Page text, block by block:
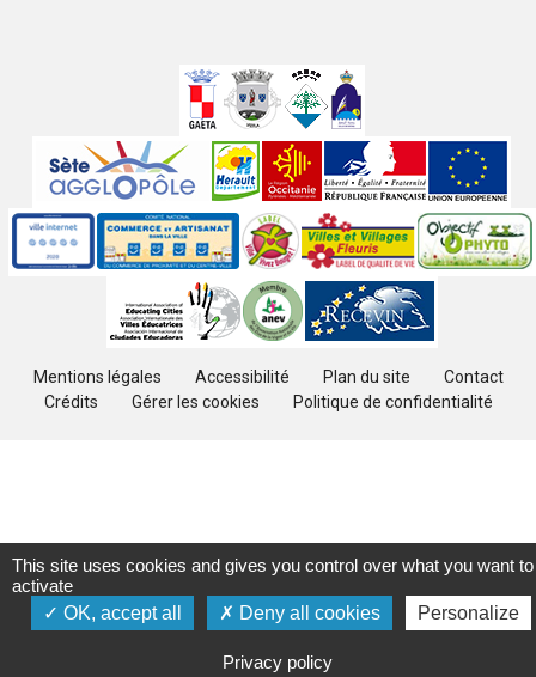
partenaires
Labels
Mentions légales Accessibilité Plan du site
Contact
Crédits
Gérer les cookies Politique de confidentialité
This site uses cookies and gives you control over what you want to
activate
OK, accept all
Deny all cookies Personalize
Privacy policy